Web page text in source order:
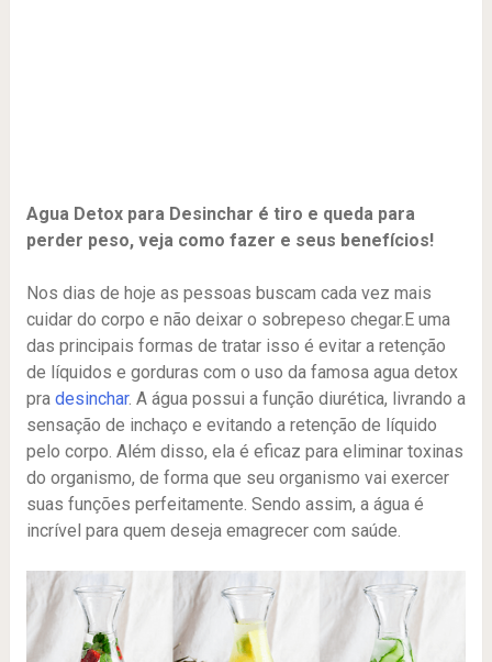
Agua Detox para Desinchar é tiro e queda para
perder peso, veja como fazer e seus benefícios!
Nos dias de hoje as pessoas buscam cada vez mais
cuidar do corpo e não deixar o sobrepeso chegar.E uma
das principais formas de tratar isso é evitar a retenção
de líquidos e gorduras com o uso da famosa agua detox
pra desinchar. A água possui a função diurética, livrando a
sensação de inchaço e evitando a retenção de líquido
pelo corpo. Além disso, ela é eficaz para eliminar toxinas
do organismo, de forma que seu organismo vai exercer
suas funções perfeitamente. Sendo assim, a água é
incrível para quem deseja emagrecer com saúde.